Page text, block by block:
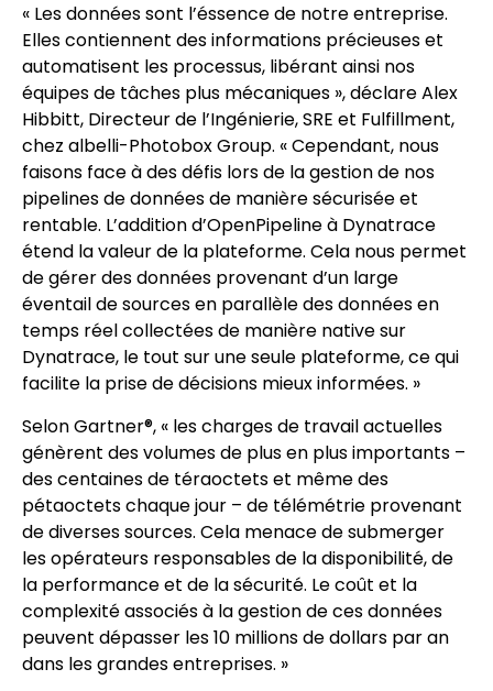
« Les données sont l’éssence de notre entreprise.
Elles contiennent des informations précieuses et
automatisent les processus, libérant ainsi nos
équipes de tâches plus mécaniques », déclare Alex
Hibbitt, Directeur de l’Ingénierie, SRE et Fulfillment,
chez albelli-Photobox Group. « Cependant, nous
faisons face à des défis lors de la gestion de nos
pipelines de données de manière sécurisée et
rentable. L’addition d’OpenPipeline à Dynatrace
étend la valeur de la plateforme. Cela nous permet
de gérer des données provenant d’un large
éventail de sources en parallèle des données en
temps réel collectées de manière native sur
Dynatrace, le tout sur une seule plateforme, ce qui
facilite la prise de décisions mieux informées. »
Selon Gartner®, « les charges de travail actuelles
génèrent des volumes de plus en plus importants –
des centaines de téraoctets et même des
pétaoctets chaque jour – de télémétrie provenant
de diverses sources. Cela menace de submerger
les opérateurs responsables de la disponibilité, de
la performance et de la sécurité. Le coût et la
complexité associés à la gestion de ces données
peuvent dépasser les 10 millions de dollars par an
dans les grandes entreprises. »